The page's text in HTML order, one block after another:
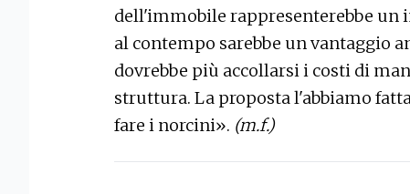
dell'immobile rappresenterebbe un
al contempo sarebbe un vantaggio
dovrebbe più accollarsi i costi di
struttura. La proposta l'abbiamo
fare i norcini». (m.f.)